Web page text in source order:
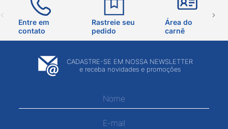
Entre em
contato
Rastreie seu
pedido
Área do
carnê
CADASTRE-SE EM NOSSA NEWSLETTER
e receba novidades e promoções